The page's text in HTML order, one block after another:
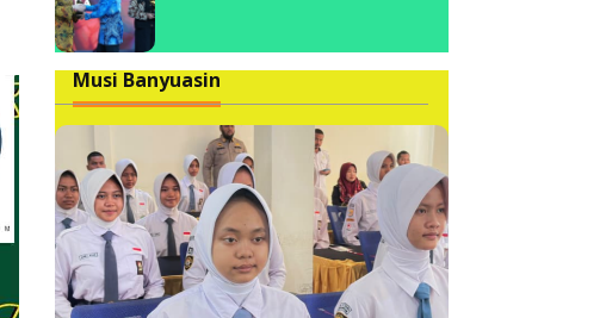
Musi Banyuasin